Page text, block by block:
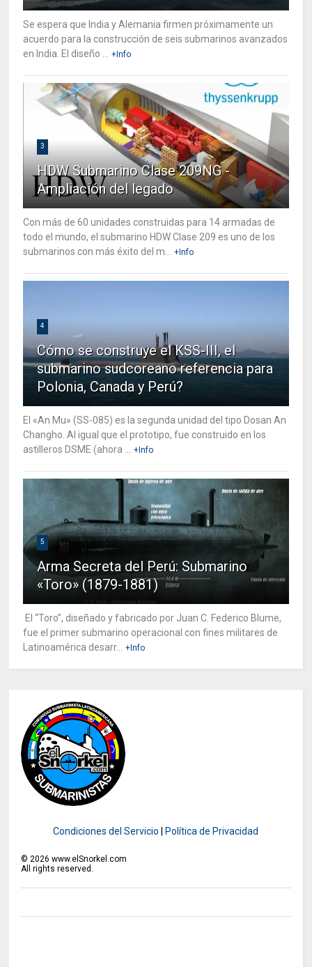
Se espera que India y Alemania firmen próximamente un
acuerdo para la construcción de seis submarinos avanzados
en India. El diseño ...
+Info
3
HDW Submarino Clase 209NG -
Ampliación del legado
Con más de 60 unidades construidas para 14 armadas de
todo el mundo, el submarino HDW Clase 209 es uno de los
submarinos con más éxito del m...
+Info
4
Cómo se construye el KSS-III, el
submarino sudcoreano referencia para
Polonia, Canada y Perú?
El «An Mu» (SS-085) es la segunda unidad del tipo Dosan An
Changho. Al igual que el prototipo, fue construido en los
astilleros DSME (ahora ...
+Info
5
Arma Secreta del Perú: Submarino
«Toro» (1879-1881)
El “Toro”, diseñado y fabricado por Juan C. Federico Blume,
fue el primer submarino operacional con fines militares de
Latinoamérica desarr...
+Info
Condiciones del Servicio Política de Privacidad
© 2026 www.elSnorkel.com
All rights reserved.